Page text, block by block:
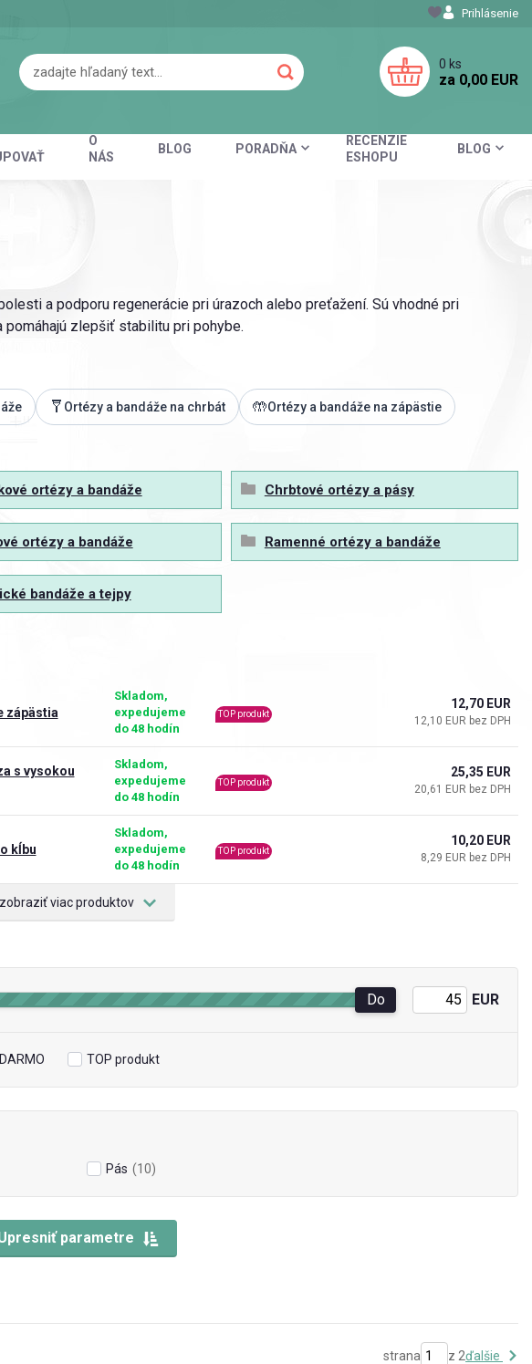
O
NÁS
BLOG PORADŇA
RECENZIE
ESHOPU
BLOG
Prihlásenie
0 ks
za 0,00 EUR
a podporu regenerácie pri úrazoch alebo preťažení. Sú vhodné pri
zlepšiť stabilitu pri pohybe.
🩼 Ortézy a bandáže na chrbát 🤲Ortézy a bandáže na zápästie
ortézy a bandáže Chrbtové ortézy a pásy
ortézy a bandáže Ramenné ortézy a bandáže
bandáže a tejpy
zápästia
Skladom,
expedujeme
do 48 hodín
TOP produkt
12,70 EUR
12,10 EUR bez DPH
s vysokou
Skladom,
expedujeme
do 48 hodín
TOP produkt
25,35 EUR
20,61 EUR bez DPH
kĺbu
Skladom,
expedujeme
do 48 hodín
TOP produkt
10,20 EUR
8,29 EUR bez DPH
zobraziť viac produktov
parametre
Do EUR
TOP produkt
Pás (10)
strana z 2ďalšie